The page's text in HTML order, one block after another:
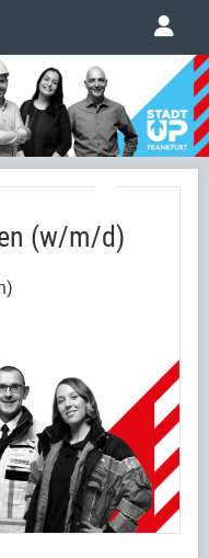
(w/m/d)